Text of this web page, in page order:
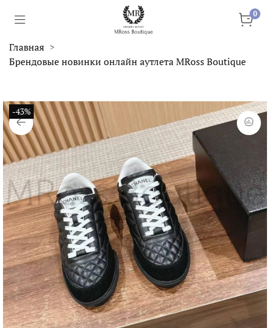
0
Главная
Брендовые новинки онлайн аутлета MRoss Boutique
-43%